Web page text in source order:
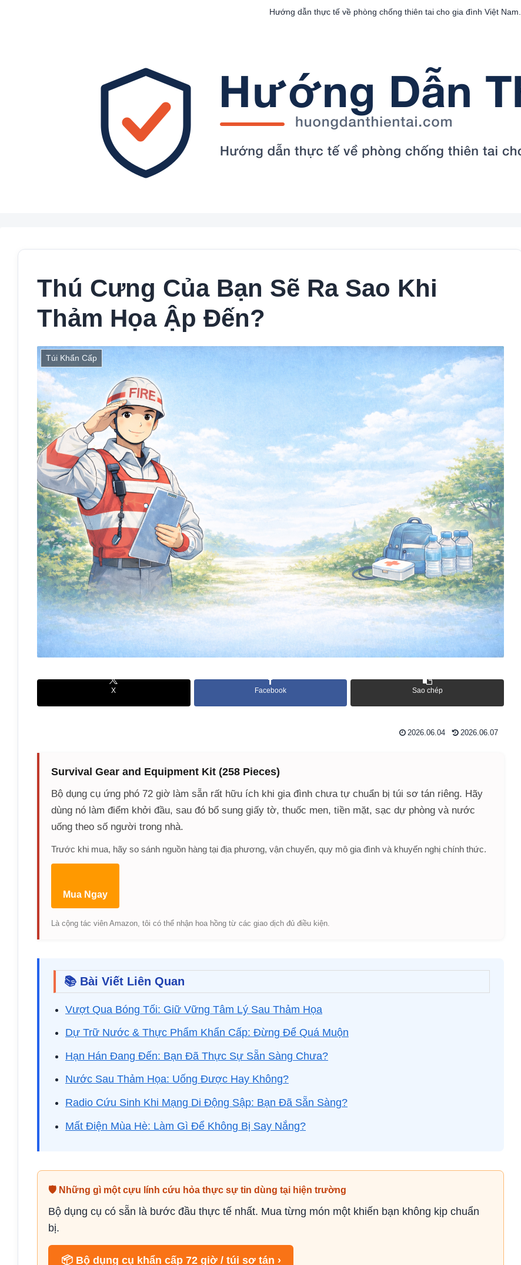
Hướng dẫn thực tế về phòng chống thiên tai cho gia đình Việt Nam.
Thú Cưng Của Bạn Sẽ Ra Sao Khi
Thảm Họa Ập Đến?
Túi Khẩn Cấp
X Facebook Sao chép
2026.06.04 2026.06.07
Survival Gear and Equipment Kit (258 Pieces)
Bộ dụng cụ ứng phó 72 giờ làm sẵn rất hữu ích khi gia đình chưa tự chuẩn bị túi sơ tán riêng. Hãy
dùng nó làm điểm khởi đầu, sau đó bổ sung giấy tờ, thuốc men, tiền mặt, sạc dự phòng và nước
uống theo số người trong nhà.
Trước khi mua, hãy so sánh nguồn hàng tại địa phương, vận chuyển, quy mô gia đình và khuyến nghị chính thức.
Mua Ngay
Là cộng tác viên Amazon, tôi có thể nhận hoa hồng từ các giao dịch đủ điều kiện.
📚 Bài Viết Liên Quan
Vượt Qua Bóng Tối: Giữ Vững Tâm Lý Sau Thảm Họa
Dự Trữ Nước & Thực Phẩm Khẩn Cấp: Đừng Để Quá Muộn
Hạn Hán Đang Đến: Bạn Đã Thực Sự Sẵn Sàng Chưa?
Nước Sau Thảm Họa: Uống Được Hay Không?
Radio Cứu Sinh Khi Mạng Di Động Sập: Bạn Đã Sẵn Sàng?
Mất Điện Mùa Hè: Làm Gì Để Không Bị Say Nắng?
🛡 Những gì một cựu lính cứu hỏa thực sự tin dùng tại hiện trường
Bộ dụng cụ có sẵn là bước đầu thực tế nhất. Mua từng món một khiến bạn không kịp chuẩn
bị.
📦 Bộ dụng cụ khẩn cấp 72 giờ / túi sơ tán ›